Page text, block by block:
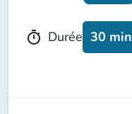
timer Durée 30 min